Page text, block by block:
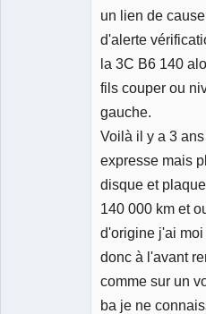
un lien de
d'alerte
la 3C B6 140
fils couper ou
gauche.
Voilà il y a 3
expresse mais
disque et
140 000 km et
d'origine j'ai
donc à l'avant
comme sur un
ba je ne